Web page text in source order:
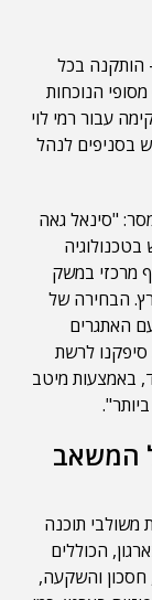
הותקנה בכל
סניפי רשת חנויות רמי לוי, כוללת חיבור לכל 60 מסופי הנוכחות
עבור רמי לוי
בסניפים לנהל
"סינאל גאה
מרכזי במשק
הבחירה של
האתגרים
סיפקנו לרשת
באמצעות מיטב
המשאב
משולבי תוכנה
הכוללים
חסכון והשקעה,